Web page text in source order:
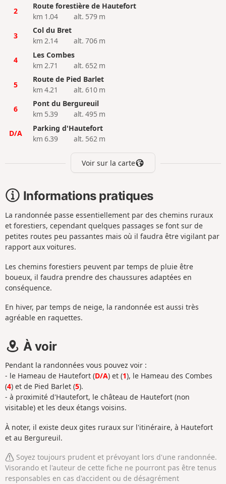
2
Route forestière de Hautefort
km 1.04
alt. 579 m
3
Col du Bret
km 2.14
alt. 706 m
4
Les Combes
km 2.71
alt. 652 m
5
Route de Pied Barlet
km 4.21
alt. 610 m
6
Pont du Bergureuil
km 5.39
alt. 495 m
D/A
Parking d'Hautefort
km 6.39
alt. 562 m
Voir sur la carte
Informations pratiques
La randonnée passe essentiellement par des chemins ruraux
et forestiers, cependant quelques passages se font sur de
petites routes peu passantes mais où il faudra être vigilant par
rapport aux voitures.
Les chemins forestiers peuvent par temps de pluie être
boueux, il faudra prendre des chaussures adaptées en
conséquence.
En hiver, par temps de neige, la randonnée est aussi très
agréable en raquettes.
À voir
Pendant la randonnées vous pouvez voir :
- le Hameau de Hautefort (D/A) et (1), le Hameau des Combes
(4) et de Pied Barlet (5).
- à proximité d'Hautefort, le château de Hautefort (non
visitable) et les deux étangs voisins.
À noter, il existe deux gites ruraux sur l'itinéraire, à Hautefort
et au Bergureuil.
Soyez toujours prudent et prévoyant lors d'une randonnée.
Visorando et l'auteur de cette fiche ne pourront pas être tenus
responsables en cas d'accident ou de désagrément